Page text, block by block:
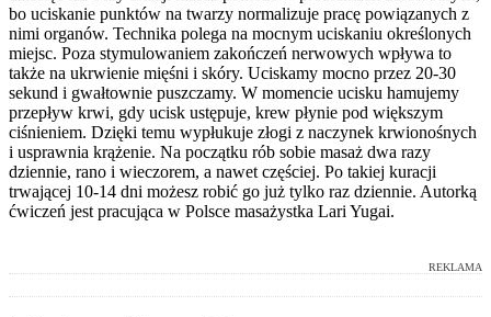
bo uciskanie punktów na twarzy normalizuje pracę powiązanych z
nimi organów. Technika polega na mocnym uciskaniu określonych
miejsc. Poza stymulowaniem zakończeń nerwowych wpływa to
także na ukrwienie mięśni i skóry. Uciskamy mocno przez 20-30
sekund i gwałtownie puszczamy. W momencie ucisku hamujemy
przepływ krwi, gdy ucisk ustępuje, krew płynie pod większym
ciśnieniem. Dzięki temu wypłukuje złogi z naczynek krwionośnych
i usprawnia krążenie. Na początku rób sobie masaż dwa razy
dziennie, rano i wieczorem, a nawet częściej. Po takiej kuracji
trwającej 10-14 dni możesz robić go już tylko raz dziennie. Autorką
ćwiczeń jest pracująca w Polsce masażystka Lari Yugai.
REKLAMA